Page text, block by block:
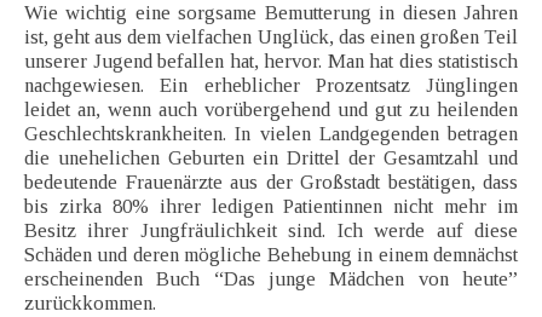
Wie wichtig eine sorgsame Bemutterung in diesen Jahren
ist, geht aus dem vielfachen Unglück, das einen großen Teil
unserer Jugend befallen hat, hervor. Man hat dies statistisch
nachgewiesen. Ein erheblicher Prozentsatz Jünglingen
leidet an, wenn auch vorübergehend und gut zu heilenden
Geschlechtskrankheiten. In vielen Landgegenden betragen
die unehelichen Geburten ein Drittel der Gesamtzahl und
bedeutende Frauenärzte aus der Großstadt bestätigen, dass
bis zirka 80% ihrer ledigen Patientinnen nicht mehr im
Besitz ihrer Jungfräulichkeit sind. Ich werde auf diese
Schäden und deren mögliche Behebung in einem demnächst
erscheinenden Buch “Das junge Mädchen von heute”
zurückkommen.